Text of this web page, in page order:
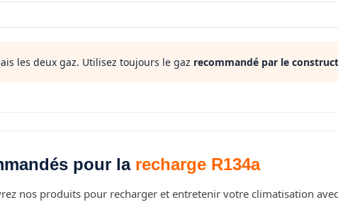
les deux gaz. Utilisez toujours le gaz recommandé par le
pour la recharge R134a
nos produits pour recharger et entretenir votre climatisation